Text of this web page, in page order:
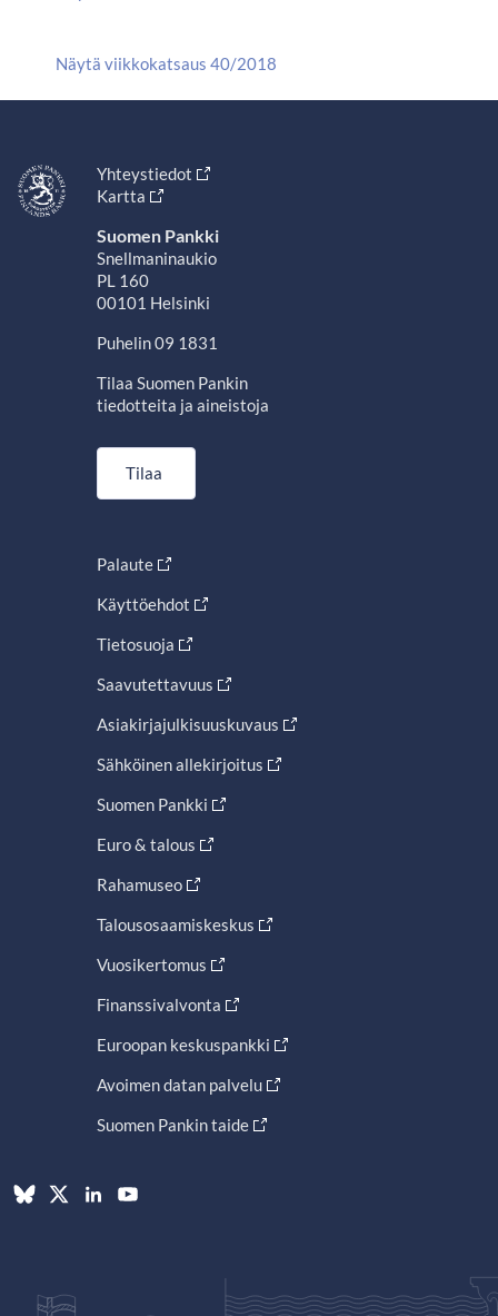
Näytä viikkokatsaus 40/2018
Yhteystiedot
Kartta
Suomen Pankki
Snellmaninaukio
PL 160
00101 Helsinki
Puhelin 09 1831
Tilaa Suomen Pankin
tiedotteita ja aineistoja
Tilaa
Palaute
Käyttöehdot
Tietosuoja
Saavutettavuus
Asiakirjajulkisuuskuvaus
Sähköinen allekirjoitus
Suomen Pankki
Euro & talous
Rahamuseo
Talousosaamiskeskus
Vuosikertomus
Finanssivalvonta
Euroopan keskuspankki
Avoimen datan palvelu
Suomen Pankin taide